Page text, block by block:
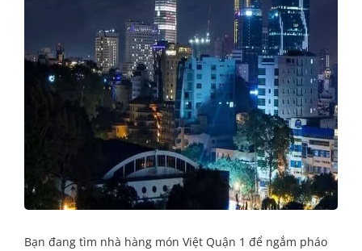
Bạn đang tìm nhà hàng món Việt Quận 1 để ngắm pháo